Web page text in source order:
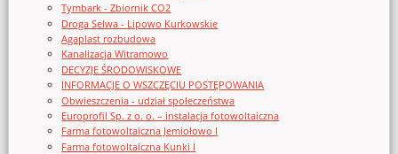
Tymbark - Zbiornik CO2
Droga Selwa - Lipowo Kurkowskie
Agaplast rozbudowa
Kanalizacja Witramowo
DECYZJE ŚRODOWISKOWE
INFORMACJE O WSZCZĘCIU POSTĘPOWANIA
Obwieszczenia - udział społeczeństwa
Europrofil Sp. z o. o. – instalacja fotowoltaiczna
Farma fotowoltaiczna Jemiołowo I
Farma fotowoltaiczna Kunki I